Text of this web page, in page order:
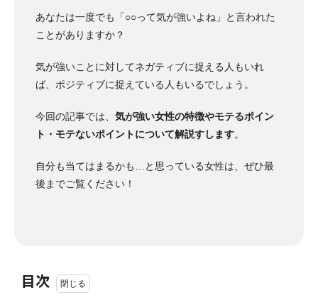
あなたは一度でも「○○って気が強いよね」と言われた
ことがありますか？
気が強いことに対してネガティブに捉える人もいれ
ば、ポジティブに捉えている人もいるでしょう。
今回の記事では、 気が強い女性の特徴やモテるポイン
ト・モテないポイントについて解説すします。
自分も当てはまるかも…と思っている女性は、ぜひ最
後までご覧ください！
目次